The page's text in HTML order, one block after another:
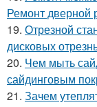
Ремонт дверной
19. Отрезной
дисковых
20. Чем мыть
сайдинговым
21. Зачем